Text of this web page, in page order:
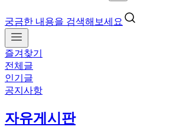
궁금한 내용을 검색해보세요
즐겨찾기
전체글
인기글
공지사항
자유게시판